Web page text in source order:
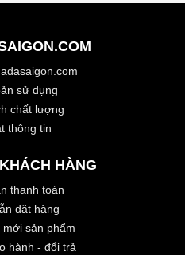
sử dụng
chất lượng
thông tin
HÀNG
thanh toán
đặt hàng
mới sản phẩm
hành - đổi trả